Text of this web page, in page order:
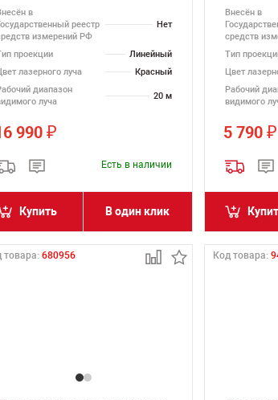
в
реестр
измерений РФ
Нет
проекции
Линейный
лазерного луча
Красный
диапазон
луча
20 м
990 ₽
Есть в наличии
Купить В один клик
Внесён в
средств
Тип
Цвет
Рабочий
видимого
5 790 ₽
товара: 680956 Код товара: